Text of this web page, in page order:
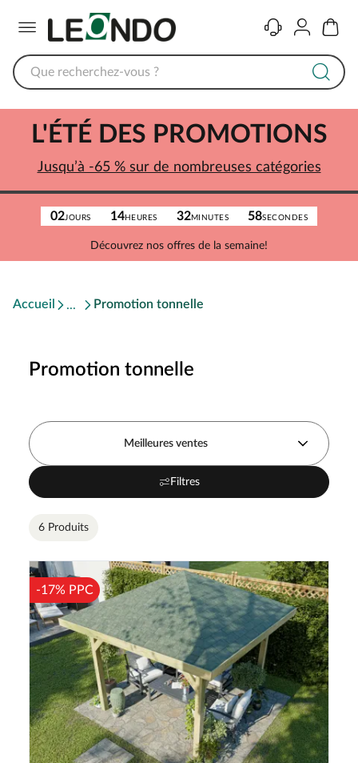
ContactComptePanier
02JOURS 14HEURES 32MINUTES 58SECONDES
Découvrez nos offres de la semaine!
L'ÉTÉ DES PROMOTIONS
Jusqu’à -65 % sur de nombreuses catégories
Accueil Promotion tonnelle
Promotion tonnelle
Meilleures ventes
Filtres
6 Produits
-17% PPC